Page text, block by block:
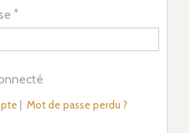
|Mot de passe perdu ?